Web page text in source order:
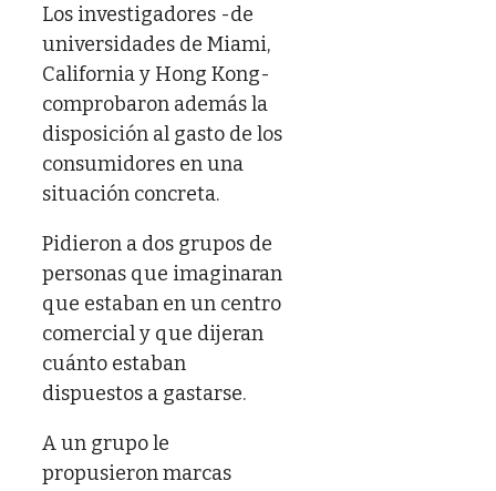
Los investigadores -de
universidades de Miami,
California y Hong Kong-
comprobaron además la
disposición al gasto de los
consumidores en una
situación concreta.
Pidieron a dos grupos de
personas que imaginaran
que estaban en un centro
comercial y que dijeran
cuánto estaban
dispuestos a gastarse.
A un grupo le
propusieron marcas